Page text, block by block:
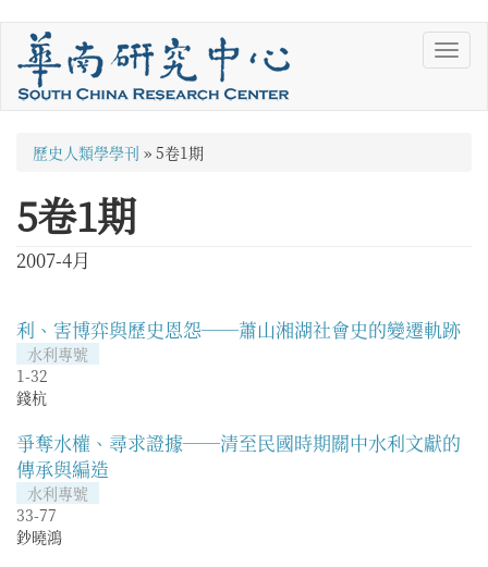
您
在
這
裡
歷史人類學學刊 » 5卷1期
5卷1期
2007-4月
利、害博弈與歷史恩怨──蕭山湘湖社會史的變遷軌跡
水利專號
1-32
錢杭
爭奪水權、尋求證據──清至民國時期關中水利文獻的
傳承與編造
水利專號
33-77
鈔曉鴻